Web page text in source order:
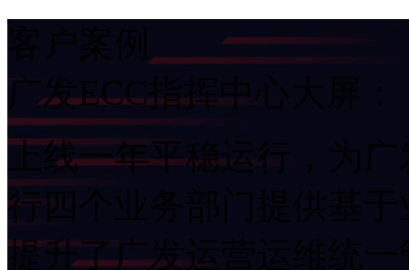
广发ECC指挥中心大屏：
上线一年平稳运行，为
行四个业务部门提供基于
提升了广发运营运维统一